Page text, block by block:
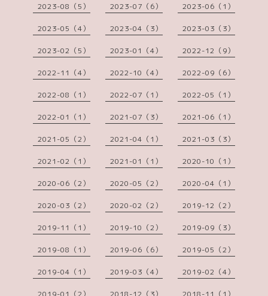
2023-08（5） 2023-07（6） 2023-06（1）
2023-05（4） 2023-04（3） 2023-03（3）
2023-02（5） 2023-01（4） 2022-12（9）
2022-11（4） 2022-10（4） 2022-09（6）
2022-08（1） 2022-07（1） 2022-05（1）
2022-01（1） 2021-07（3） 2021-06（1）
2021-05（2） 2021-04（1） 2021-03（3）
2021-02（1） 2021-01（1） 2020-10（1）
2020-06（2） 2020-05（2） 2020-04（1）
2020-03（2） 2020-02（2） 2019-12（2）
2019-11（1） 2019-10（2） 2019-09（3）
2019-08（1） 2019-06（6） 2019-05（2）
2019-04（1） 2019-03（4） 2019-02（4）
2019-01（2） 2018-12（3） 2018-11（1）